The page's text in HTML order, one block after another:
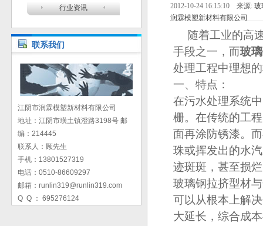
行业资讯
联系我们
江阴市润霖模塑新材料有限公司
地址：江阴市璜土镇澄路3198号 邮
编：214445
联系人：顾先生
手机：13801527319
电话：0510-86609297
邮箱：runlin319@runlin319.com
Q Q ： 695276124
2012-10-24 16:15:10 来源:玻
润霖模塑新材料有限公司
随着工业的高
手段之一，而玻
处理工程中理想
一、特点：
在污水处理系统
栅。在传统的工
面再涂防锈漆。
珠或挥发出的水
迹斑斑，甚至损
玻璃钢拉挤型材
可以从根本上解
大延长，综合成